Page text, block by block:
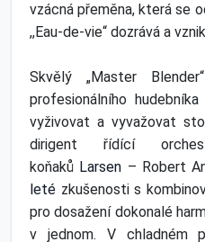
vzácná přeměna, která se
,,Eau-de-vie“ dozrává a
Skvělý „Master
profesionálního
vyživovat a vyvažovat
dirigent řídící
koňaků Larsen – Robert
leté zkušenosti s
pro dosažení dokonalé
v jednom. V chladném